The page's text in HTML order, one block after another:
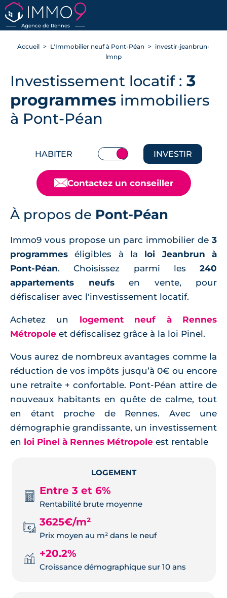
Agence de Rennes
RETOUR
Accueil L'Immobilier neuf à Pont-Péan
investir-jeanbrun-
lmnp
Investissement locatif : 3
programmes immobiliers
à Pont-Péan
HABITER INVESTIR
📧Contactez un conseiller
À propos de Pont-Péan
Immo9 vous propose un parc immobilier de 3
programmes éligibles à la loi Jeanbrun à
Pont-Péan. Choisissez parmi les 240
appartements neufsen vente, pour
défiscaliser avec l'investissement locatif.
Achetez un logement neuf à Rennes
Métropole et défiscalisez grâce à la loi Pinel.
Vous aurez de nombreux avantages comme la
réduction de vos impôts jusqu’à 0€ ou encore
une retraite + confortable. Pont-Péan attire de
nouveaux habitants en quête de calme, tout
en étant proche de Rennes. Avec une
démographie grandissante, un investissement
en loi Pinel à Rennes Métropole est rentable
LOGEMENT
Entre 3 et 6%
Rentabilité brute moyenne
3625€/m²
Prix moyen au m² dans le neuf
+20.2%
Croissance démographique sur 10 ans